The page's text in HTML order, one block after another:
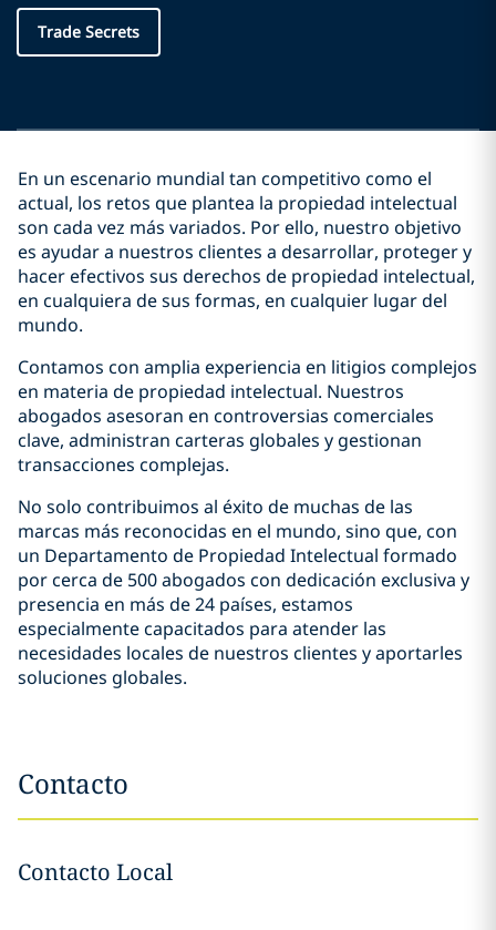
Trade Secrets
En un escenario mundial tan competitivo como el
actual, los retos que plantea la propiedad intelectual
son cada vez más variados. Por ello, nuestro objetivo
es ayudar a nuestros clientes a desarrollar, proteger y
hacer efectivos sus derechos de propiedad intelectual,
en cualquiera de sus formas, en cualquier lugar del
mundo.
Contamos con amplia experiencia en litigios complejos
en materia de propiedad intelectual. Nuestros
abogados asesoran en controversias comerciales
clave, administran carteras globales y gestionan
transacciones complejas.
No solo contribuimos al éxito de muchas de las
marcas más reconocidas en el mundo, sino que, con
un Departamento de Propiedad Intelectual formado
por cerca de 500 abogados con dedicación exclusiva y
presencia en más de 24 países, estamos
especialmente capacitados para atender las
necesidades locales de nuestros clientes y aportarles
soluciones globales.
Contacto
Contacto Local